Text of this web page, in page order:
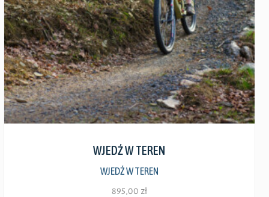
można
wybrać
na
stronie
produktu
WJEDŹ W TEREN
WJEDŹ W TEREN
895,00 zł